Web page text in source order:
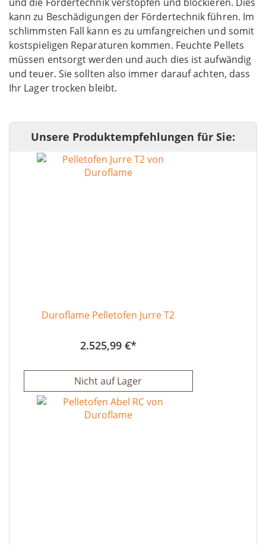
kann zu Beschädigungen der Fördertechnik führen. Im
schlimmsten Fall kann es zu umfangreichen und somit
kostspieligen Reparaturen kommen. Feuchte Pellets
müssen entsorgt werden und auch dies ist aufwändig
und teuer. Sie sollten also immer darauf achten, dass
Ihr Lager trocken bleibt.
Unsere Produktempfehlungen für Sie:
Duroflame Pelletofen Jurre T2
2.525,99 €
Nicht auf Lager